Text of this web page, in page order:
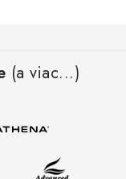
(a viac...)